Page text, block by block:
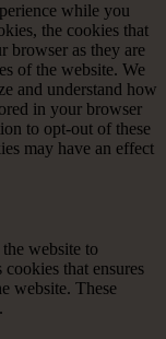
while you
the cookies that
browser as they are
of the website. We
and understand how
in your browser
to opt-out of these
may have an effect
website to
that ensures
website. These